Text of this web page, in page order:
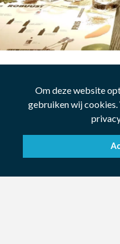
Om deze website
gebruiken wij cookies.